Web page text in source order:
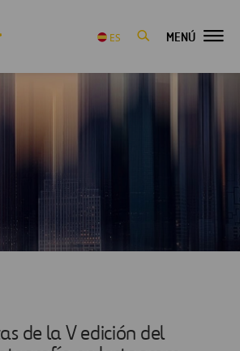
ES MENÚ
de la V edición del